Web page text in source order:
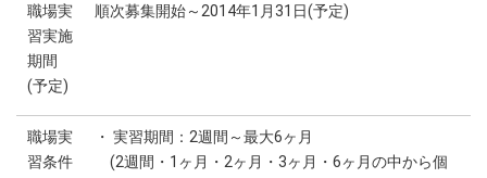
職場実
習実施
期間
(予定)
順次募集開始～2014年1月31日(予定)
職場実
習条件
・ 実習期間：2週間～最大6ヶ月
(2週間・1ヶ月・2ヶ月・3ヶ月・6ヶ月の中から個